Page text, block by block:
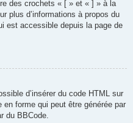
des crochets « [ » et « ] » à la
plus d’informations à propos du
est accessible depuis la page de
d’insérer du code HTML sur
forme qui peut être générée par
du BBCode.